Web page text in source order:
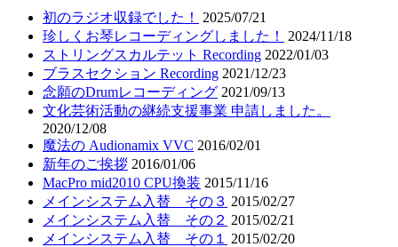
初のラジオ収録でした！
2025/07/21
珍しくお琴レコーディングしました！
2024/11/18
ストリングスカルテット Recording 2022/01/03
ブラスセクション Recording 2021/12/23
念願のDrumレコーディング 2021/09/13
文化芸術活動の継続支援事業 申請しました。
2020/12/08
魔法の Audionamix VVC 2016/02/01
新年のご挨拶 2016/01/06
MacPro mid2010 CPU換装 2015/11/16
メインシステム入替 その３ 2015/02/27
メインシステム入替 その２ 2015/02/21
メインシステム入替 その１
2015/02/20